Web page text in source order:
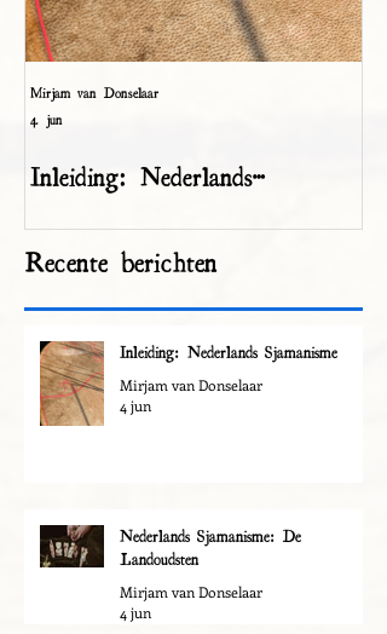
Inleiding: Nederlands
Sjamanisme
Mirjam van Donselaar
4 jun
Recente berichten
Inleiding: Nederlands Sjamanisme
Mirjam van Donselaar
4 jun
Nederlands Sjamanisme: De
Landoudsten
Mirjam van Donselaar
4 jun